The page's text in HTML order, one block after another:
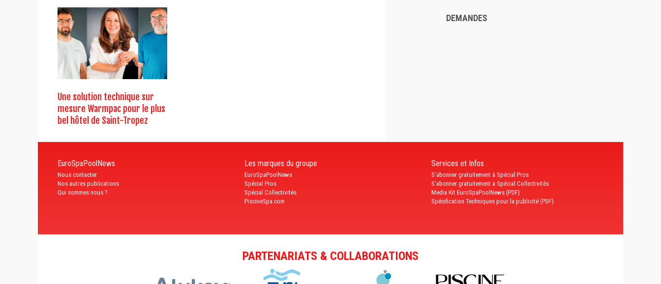
Une solution technique sur
mesure Warmpac pour le plus
bel hôtel de Saint-Tropez
DEMANDES
EuroSpaPoolNews
Nous contacter
Nos autres publications
Qui sommes nous ?
Les marques du groupe
EuroSpaPoolNews
Spécial Pros
Spécial Collectivités
PiscineSpa.com
Services et Infos
S'abonner gratuitement à Spécial Pros
S'abonner gratuitement à Spécial Collectivités
Media Kit EuroSpaPoolNews (PDF)
Spécification Techniques pour la publicité (PDF)
PARTENARIATS & COLLABORATIONS